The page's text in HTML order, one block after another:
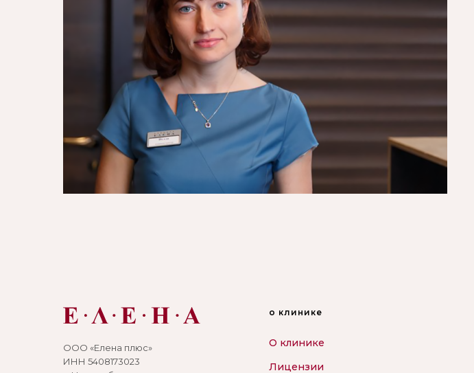
ООО «Елена плюс»
ИНН 5408173023
о клинике
О клинике
Лицензии